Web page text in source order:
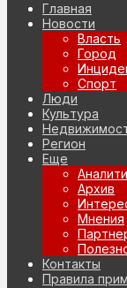
Главная
Новости
Власть
Город
Спорт
Люди
Культура
Регион
Еще
Архив
Мнения
Контакты
Правила